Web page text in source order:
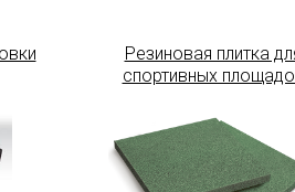
Резиновая плитка
спортивных